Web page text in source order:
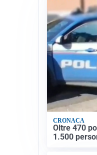
CRONACA
Oltre 470
1.500